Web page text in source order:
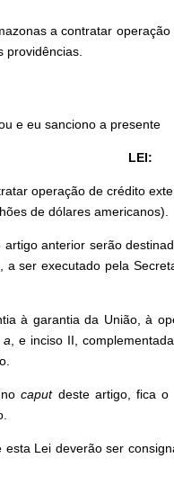
a contratar
providências.
e eu sanciono a presente
LEI:
operação de crédito
de dólares americanos).
anterior serão
ser executado pela
à garantia da União, à
a, e inciso II,
nocaputdeste artigo, fica o
Lei deverão ser